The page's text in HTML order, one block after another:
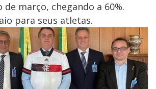
de março, chegando a 60%.
para seus atletas.